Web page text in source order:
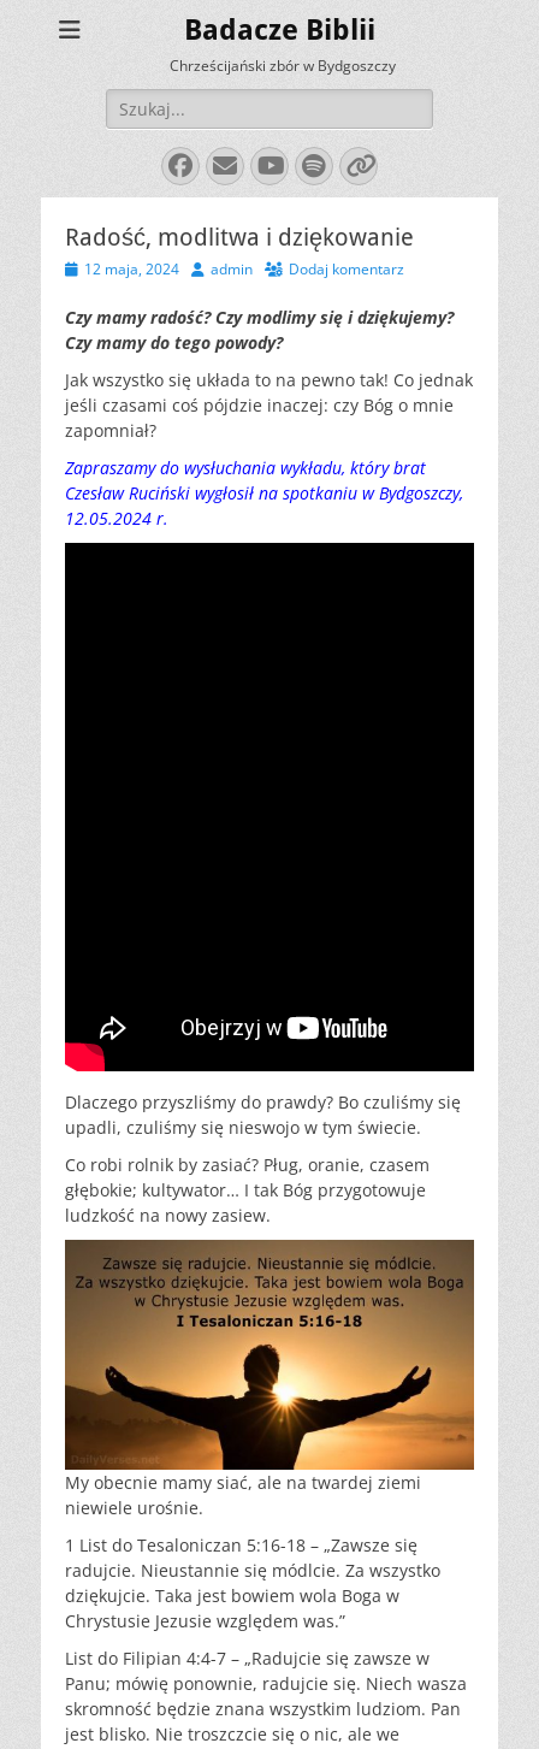
Badacze Biblii
Chrześcijański zbór w Bydgoszczy
Szukaj:
Facebook
E-
mail
YouTube
Spotify
Link
Radość, modlitwa i dziękowanie
Opublikowano
12 maja, 2024 Autoradmin Dodaj komentarz
Czy mamy radość? Czy modlimy się i dziękujemy?
Czy mamy do tego powody?
Jak wszystko się układa to na pewno tak! Co jednak
jeśli czasami coś pójdzie inaczej: czy Bóg o mnie
zapomniał?
Zapraszamy do wysłuchania wykładu, który brat
Czesław Ruciński wygłosił na spotkaniu w Bydgoszczy,
12.05.2024 r.
Dlaczego przyszliśmy do prawdy? Bo czuliśmy się
upadli, czuliśmy się nieswojo w tym świecie.
Co robi rolnik by zasiać? Pług, oranie, czasem
głębokie; kultywator… I tak Bóg przygotowuje
ludzkość na nowy zasiew.
My obecnie mamy siać, ale na twardej ziemi
niewiele urośnie.
1 List do Tesaloniczan 5:16-18 – „Zawsze się
radujcie. Nieustannie się módlcie. Za wszystko
dziękujcie. Taka jest bowiem wola Boga w
Chrystusie Jezusie względem was.”
List do Filipian 4:4-7 – „Radujcie się zawsze w
Panu; mówię ponownie, radujcie się. Niech wasza
skromność będzie znana wszystkim ludziom. Pan
jest blisko. Nie troszczcie się o nic, ale we